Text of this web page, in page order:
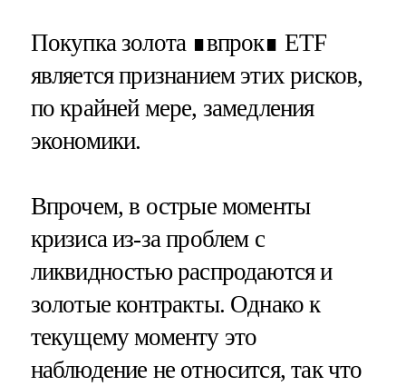
Покупка золота ∎впрок∎ ETF
является признанием этих рисков,
по крайней мере, замедления
экономики.
Впрочем, в острые моменты
кризиса из-за проблем с
ликвидностью распродаются и
золотые контракты. Однако к
текущему моменту это
наблюдение не относится, так что